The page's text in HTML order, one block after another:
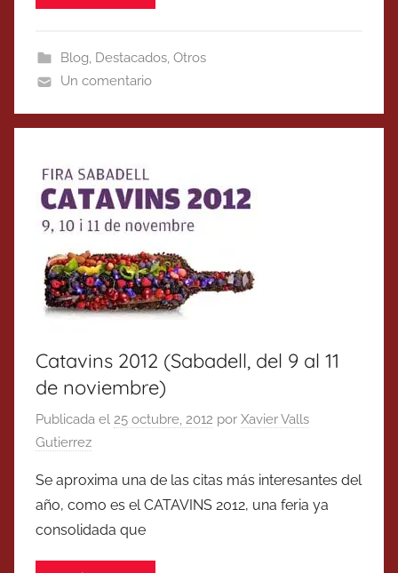
Blog, Destacados, Otros
Un comentario
Catavins 2012 (Sabadell, del 9 al 11
de noviembre)
Publicada el 25 octubre, 2012 por Xavier Valls
Gutierrez
Se aproxima una de las citas más interesantes del
año, como es el CATAVINS 2012, una feria ya
consolidada que